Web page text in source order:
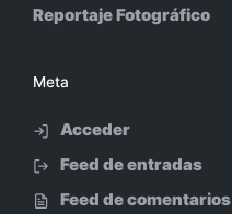
Reportaje Fotográfico
Meta
Acceder
Feed de entradas
Feed de comentarios